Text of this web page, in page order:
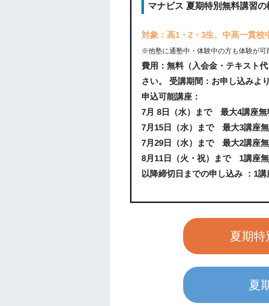
マナビス 夏期特別無料講習の
対象：高1・2・3生、中高一貫校
※他塾に通塾中・体験中の方も体験が可
費用：無料（入会金・テキスト
さい。 受講期間：お申し込みよ
申込可能講座：
7月 8日（水）まで 最大4講座無
7月15日（水）まで 最大3講座
7月29日（水）まで 最大2講座
8月11日（火・祝）まで 1講座
以降締切日までの申し込み ：1講
夏期
夏